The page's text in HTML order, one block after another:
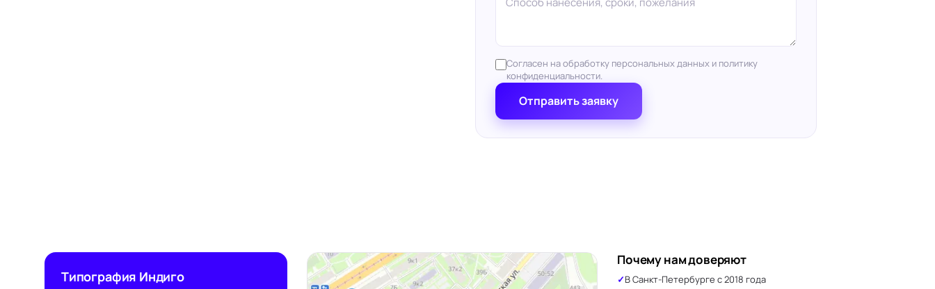
Согласен на обработку персональных данных и политику
конфиденциальности.
Отправить заявку
Типография Индиго
Почему нам доверяют
В Санкт-Петербурге с 2018 года